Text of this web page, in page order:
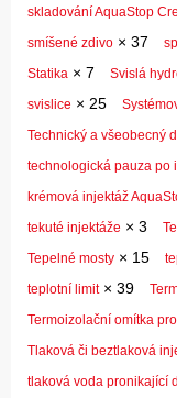
skladování AquaStop
smíšené zdivo × 37
Statika × 7 Svislá
svislice × 25
Technický a všeobecný
technologická pauza po
krémová injektáž
tekuté injektáže × 3
Tepelné mosty × 15
teplotní limit× 39
Termoizolační omítka
Tlaková či beztlaková
tlaková voda pronikající